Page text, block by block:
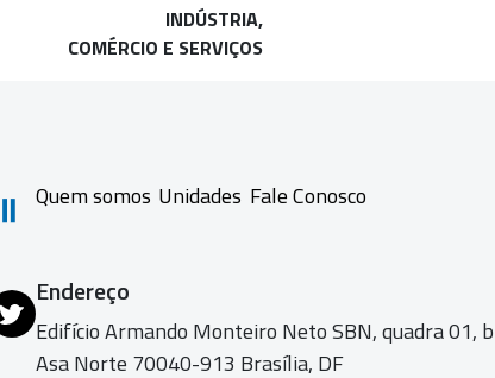
INDÚSTRIA,
COMÉRCIO E SERVIÇOS
Quem somos Unidades Fale Conosco
Endereço
Edifício Armando Monteiro Neto SBN, quadra 01,
Asa Norte 70040-913 Brasília, DF